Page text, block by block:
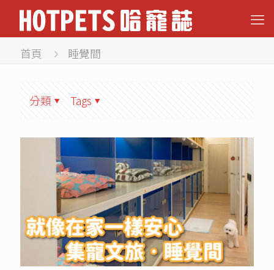
首頁 睡覺間
分類 Tags